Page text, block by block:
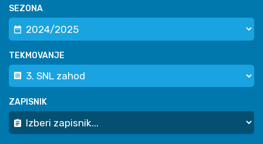
SEZONA
TEKMOVANJE
ZAPISNIK